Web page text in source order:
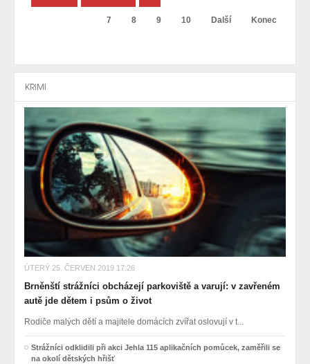
7 8 9 10 Další Konec
KRIMI
ÚTERÝ 25. ČERVEN 2019 17:26
Brněnští strážníci obcházejí parkoviště a varují: v zavřeném
autě jde dětem i psům o život
Rodiče malých dětí a majitele domácích zvířat oslovují v t...
Strážníci odklidili při akci Jehla 115 aplikačních pomůcek, zaměřili se
na okolí dětských hřišť